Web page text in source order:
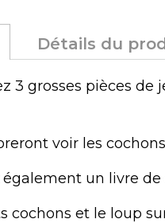
Détails du
3 grosses pièces
voir les
un livre
cochons et le loup